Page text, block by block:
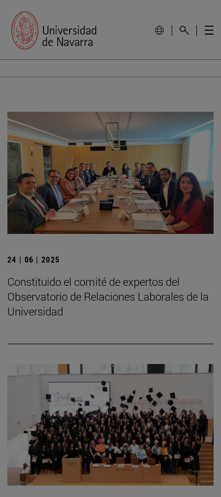
24 | 06 | 2025
Constituido el comité de expertos del
Observatorio de Relaciones Laborales de la
Universidad